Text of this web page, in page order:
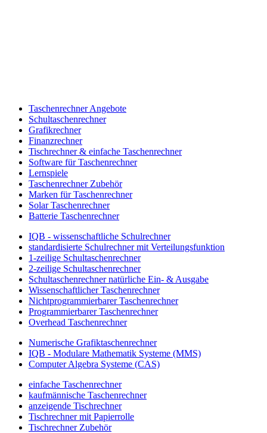
Taschenrechner Angebote
Schultaschenrechner
Grafikrechner
Finanzrechner
Tischrechner & einfache Taschenrechner
Software für Taschenrechner
Lernspiele
Taschenrechner Zubehör
Marken für Taschenrechner
Solar Taschenrechner
Batterie Taschenrechner
IQB - wissenschaftliche Schulrechner
standardisierte Schulrechner mit Verteilungsfunktion
1-zeilige Schultaschenrechner
2-zeilige Schultaschenrechner
Schultaschenrechner natürliche Ein- & Ausgabe
Wissenschaftlicher Taschenrechner
Nichtprogrammierbarer Taschenrechner
Programmierbarer Taschenrechner
Overhead Taschenrechner
Numerische Grafiktaschenrechner
IQB - Modulare Mathematik Systeme (MMS)
Computer Algebra Systeme (CAS)
einfache Taschenrechner
kaufmännische Taschenrechner
anzeigende Tischrechner
Tischrechner mit Papierrolle
Tischrechner Zubehör